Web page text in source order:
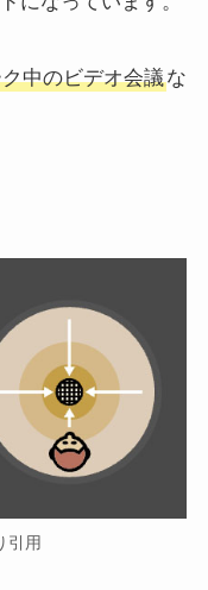
中のビデオ会議な
引用